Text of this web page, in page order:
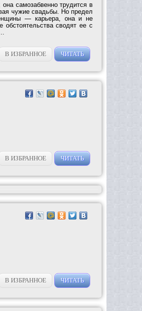
самозабвенно трудится в
чужие свадьбы. Но предел
— карьера, она и не
сводят ее с
В ИЗБРАННОЕ ЧИТАТЬ
В ИЗБРАННОЕ ЧИТАТЬ
В ИЗБРАННОЕ ЧИТАТЬ